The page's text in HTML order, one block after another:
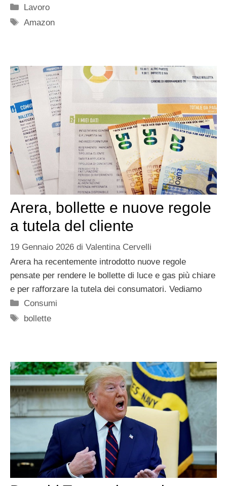
Categorie
Lavoro
Tag
Amazon
Arera, bollette e nuove regole
a tutela del cliente
19 Gennaio 2026 di Valentina Cervelli
Arera ha recentemente introdotto nuove regole
pensate per rendere le bollette di luce e gas più chiare
e per rafforzare la tutela dei consumatori. Vediamo
Categorie
Consumi
Tag
bollette